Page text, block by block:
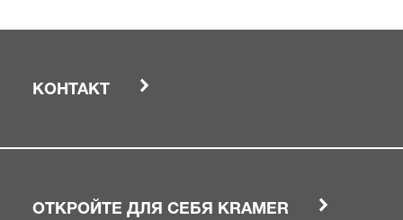
КОНТАКТ
ОТКРОЙТЕ ДЛЯ СЕБЯ KRAMER